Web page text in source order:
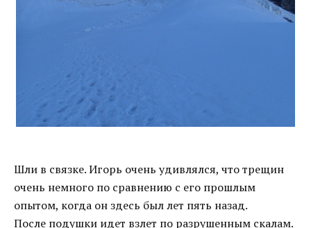
Шли в связке. Игорь очень удивлялся, что трещин
очень немного по сравнению с его прошлым
опытом, когда он здесь был лет пять назад.
После подушки идет взлет по разрушенным скалам.